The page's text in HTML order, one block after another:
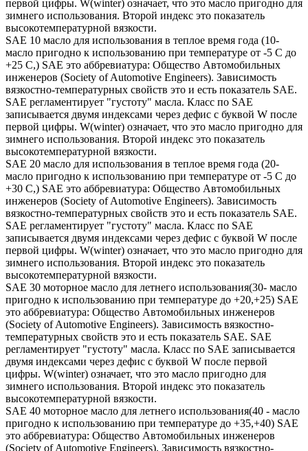
первой цифры. W(winter) означает, что это масло пригодно для
зимнего использования. Второй индекс это показатель
высокотемпературной вязкости.
SAE 10 масло для использования в теплое время года (10-
масло пригодно к использованию при температуре от -5 С до
+25 С,) SAE это аббревиатура: Общество Автомобильных
инженеров (Society of Automotive Engineers). Зависимость
вязкостно-температурных свойств это и есть показатель SAE.
SAE регламентирует "густоту" масла. Класс по SAE
записывается двумя индексами через дефис с буквой W после
первой цифры. W(winter) означает, что это масло пригодно для
зимнего использования. Второй индекс это показатель
высокотемпературной вязкости.
SAE 20 масло для использования в теплое время года (20-
масло пригодно к использованию при температуре от -5 С до
+30 С,) SAE это аббревиатура: Общество Автомобильных
инженеров (Society of Automotive Engineers). Зависимость
вязкостно-температурных свойств это и есть показатель SAE.
SAE регламентирует "густоту" масла. Класс по SAE
записывается двумя индексами через дефис с буквой W после
первой цифры. W(winter) означает, что это масло пригодно для
зимнего использования. Второй индекс это показатель
высокотемпературной вязкости.
SAE 30 моторное масло для летнего использования(30- масло
пригодно к использованию при температуре до +20,+25) SAE
это аббревиатура: Общество Автомобильных инженеров
(Society of Automotive Engineers). Зависимость вязкостно-
температурных свойств это и есть показатель SAE. SAE
регламентирует "густоту" масла. Класс по SAE записывается
двумя индексами через дефис с буквой W после первой
цифры. W(winter) означает, что это масло пригодно для
зимнего использования. Второй индекс это показатель
высокотемпературной вязкости.
SAE 40 моторное масло для летнего использования(40 - масло
пригодно к использованию при температуре до +35,+40) SAE
это аббревиатура: Общество Автомобильных инженеров
(Society of Automotive Engineers). Зависимость вязкостно-